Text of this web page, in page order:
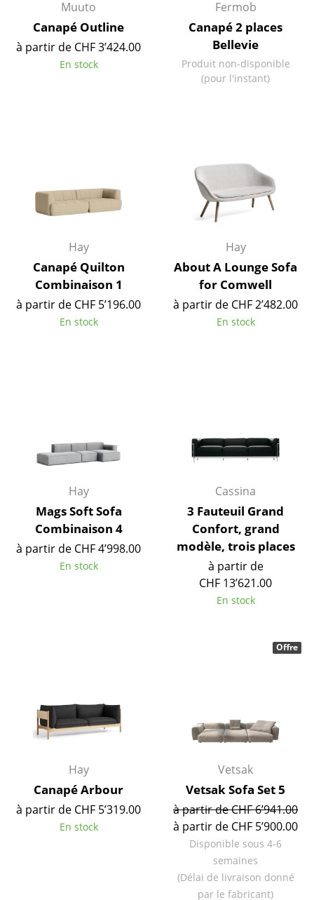
... voir tous les rangements
Luminaires
Lampes de sol
Luminaires d’extérieur
Lampes sans fil
... voir tous les luminaires
Lits enfants
Tables de chevet et Accessoires de lit
... voir tous les lits
Accessoires
Accessoires de bureau
Couvertures
Coussins
Muuto
Canapé Outline
à partir de CHF 3’424.00
En stock
Fermob
Canapé 2 places
Bellevie
Produit non-disponible
(pour l'instant)
Hay
Canapé Quilton
Combinaison 1
à partir de CHF 5’196.00
En stock
Hay
About A Lounge Sofa
for Comwell
à partir de CHF 2’482.00
En stock
Hay
Mags Soft Sofa
Combinaison 4
à partir de CHF 4’998.00
En stock
Cassina
3 Fauteuil Grand
Confort, grand
modèle, trois places
à partir de
CHF 13’621.00
En stock
Hay
Canapé Arbour
à partir de CHF 5’319.00
En stock
Vetsak
Vetsak Sofa Set 5
à partir de CHF 6’941.00
à partir de CHF 5’900.00
Disponible sous 4-6
semaines
(Délai de livraison donné
par le fabricant)
Offre